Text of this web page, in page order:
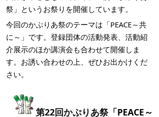
祭」というお祭りを開催しています。
今回のかぷりあ祭のテーマは「PEACE～共
に～」です。登録団体の活動発表、活動紹
介展示のほか講演会も合わせて開催しま
す。お誘い合わせの上、ぜひお出かけくだ
さい。
第22回かぷりあ祭「PEACE～